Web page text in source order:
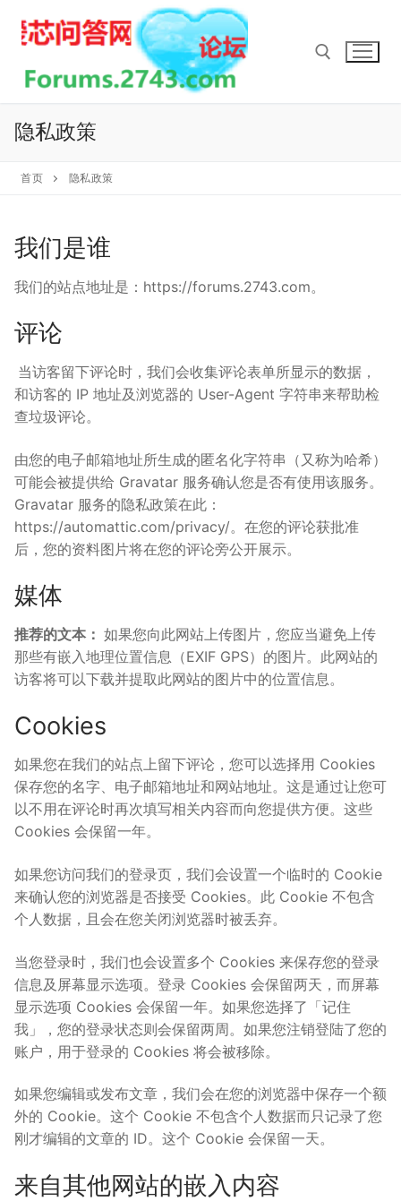
隐私政策
首页 隐私政策
我们是谁
我们的站点地址是：https://forums.2743.com。
评论
当访客留下评论时，我们会收集评论表单所显示的数据，
和访客的 IP 地址及浏览器的 User-Agent 字符串来帮助检
查垃圾评论。
由您的电子邮箱地址所生成的匿名化字符串（又称为哈希）
可能会被提供给 Gravatar 服务确认您是否有使用该服务。
Gravatar 服务的隐私政策在此：
https://automattic.com/privacy/。在您的评论获批准
后，您的资料图片将在您的评论旁公开展示。
媒体
推荐的文本： 如果您向此网站上传图片，您应当避免上传
那些有嵌入地理位置信息（EXIF GPS）的图片。此网站的
访客将可以下载并提取此网站的图片中的位置信息。
Cookies
如果您在我们的站点上留下评论，您可以选择用 Cookies
保存您的名字、电子邮箱地址和网站地址。这是通过让您可
以不用在评论时再次填写相关内容而向您提供方便。这些
Cookies 会保留一年。
如果您访问我们的登录页，我们会设置一个临时的 Cookie
来确认您的浏览器是否接受 Cookies。此 Cookie 不包含
个人数据，且会在您关闭浏览器时被丢弃。
当您登录时，我们也会设置多个 Cookies 来保存您的登录
信息及屏幕显示选项。登录 Cookies 会保留两天，而屏幕
显示选项 Cookies 会保留一年。如果您选择了「记住
我」，您的登录状态则会保留两周。如果您注销登陆了您的
账户，用于登录的 Cookies 将会被移除。
如果您编辑或发布文章，我们会在您的浏览器中保存一个额
外的 Cookie。这个 Cookie 不包含个人数据而只记录了您
刚才编辑的文章的 ID。这个 Cookie 会保留一天。
来自其他网站的嵌入内容